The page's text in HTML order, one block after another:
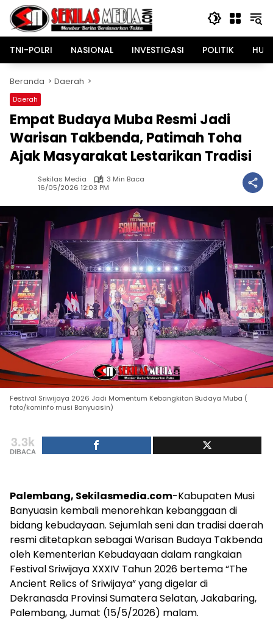
Langsung
konten
TNI-POLRI
NASIONAL INVESTIGASI POLITIK
Beranda Daerah
Daerah
Empat Budaya Muba Resmi Jadi
Warisan Takbenda, Patimah Toha
Ajak Masyarakat Lestarikan Tradisi
Sekilas Media
3 Min Baca
16/05/2026 12:03 PM
Festival Sriwijaya 2026 Jadi Momentum Kebangkitan Budaya Muba (
foto/kominfo musi Banyuasin)
3.3k
DIBACA
Palembang, Sekilasmedia.com-Kabupaten Musi
Banyuasin kembali menorehkan kebanggaan di
bidang kebudayaan. Sejumlah seni dan tradisi daerah
resmi ditetapkan sebagai Warisan Budaya Takbenda
oleh Kementerian Kebudayaan dalam rangkaian
Festival Sriwijaya XXXIV Tahun 2026 bertema “The
Ancient Relics of Sriwijaya” yang digelar di
Dekranasda Provinsi Sumatera Selatan, Jakabaring,
Palembang, Jumat (15/5/2026) malam.